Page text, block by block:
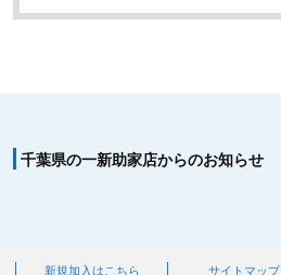
千葉県の一新助家店からのお知らせ
新規加入はこちら サイトマップ